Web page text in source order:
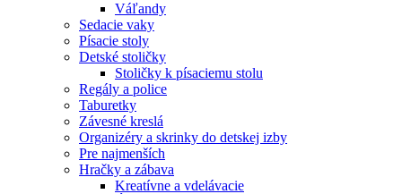
Váľandy
Sedacie vaky
Písacie stoly
Detské stoličky
Stoličky k písaciemu stolu
Regály a police
Taburetky
Závesné kreslá
Organizéry a skrinky do detskej izby
Pre najmenších
Hračky a zábava
Kreatívne a vdelávacie